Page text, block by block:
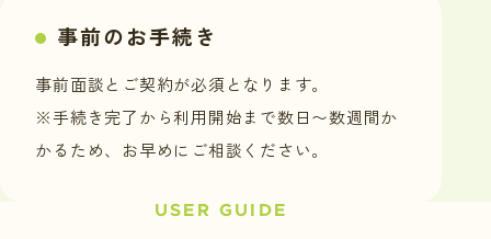
事前のお手続き
事前面談とご契約が必須となります。
※手続き完了から利用開始まで数日〜数週間か
かるため、お早めにご相談ください。
USER GUIDE